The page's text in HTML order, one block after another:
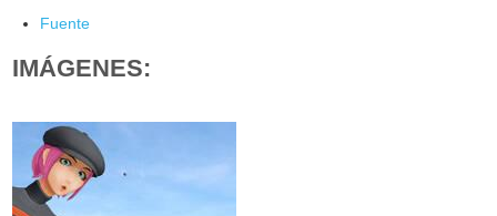
Fuente
IMÁGENES: